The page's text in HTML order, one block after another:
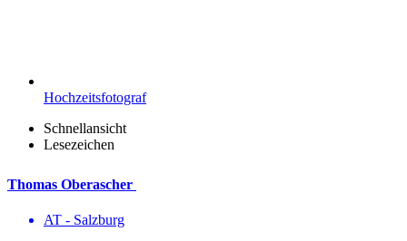
Hochzeitsfotograf
Schnellansicht
Lesezeichen
Thomas Oberascher
AT - Salzburg